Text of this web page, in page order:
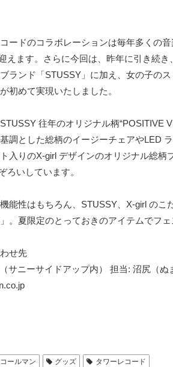
ードのコラボレーションは毎年多くの
えます。さらに今回は、昨年に引き続
ランド「STUSSY」に加え、女の子の
初めて実現いたしました。
往年のオリジナル柄“POSITIVE
調とした総柄のイージーチェアやLED
入りのX-girl デザインのオリジナル総
ろいしています。
能性はもちろん、STUSSY、X-girl の
。夏限定のとっておきのアイテムでフェ
せ先
サニーサイドアップ内） 担当: 沼尻（ぬ
コールマン グッズ タワーレコード